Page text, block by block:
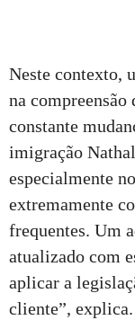
Neste contexto,
na compreensão
constante
imigração
especialmente
extremamente
frequentes. Um
atualizado com
aplicar a
cliente”, explica.